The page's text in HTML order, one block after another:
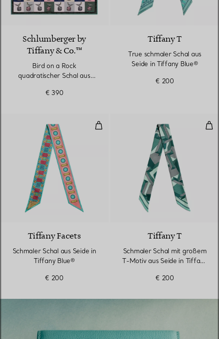
3 Farben
Schlumberger by
Tiffany & Co.™
Bird on a Rock
quadratischer Schal aus
€ 390
Tiffany T
True schmaler Schal aus
Seide in Tiffany Blue®
€ 200
Schmaler Schal aus Seide in
4 Farben
Tiffany Facets
Schmaler Schal aus Seide in
Tiffany Blue®
€ 200
Tiffany T
Schmaler Schal mit großem
T-Motiv aus Seide in Tiffany
€ 200